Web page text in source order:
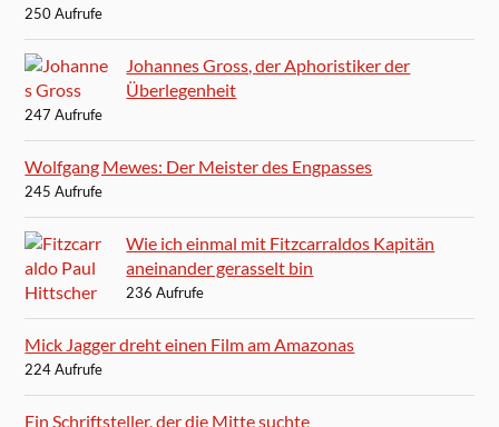
250 Aufrufe
Johannes Gross, der Aphoristiker der
Überlegenheit
247 Aufrufe
Wolfgang Mewes: Der Meister des Engpasses
245 Aufrufe
Wie ich einmal mit Fitzcarraldos Kapitän
aneinander gerasselt bin
236 Aufrufe
Mick Jagger dreht einen Film am Amazonas
224 Aufrufe
Ein Schriftsteller, der die Mitte suchte